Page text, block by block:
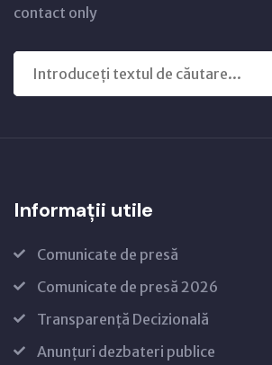
contact only
Informații utile
Comunicate de presă
Comunicate de presă 2026
Transparență Decizională
Anunțuri dezbateri publice